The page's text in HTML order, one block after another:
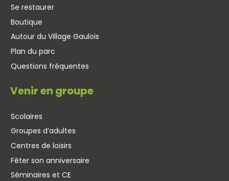
Se restaurer
Boutique
Autour du Village Gaulois
Plan du parc
Questions fréquentes
Venir en groupe
Scolaires
Groupes d’adultes
Centres de loisirs
Fêter son anniversaire
Séminaires et CE